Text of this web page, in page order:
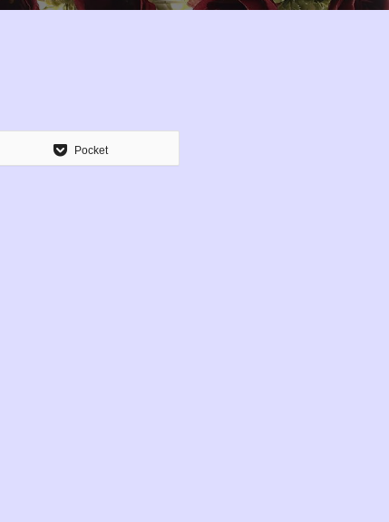
Pocket